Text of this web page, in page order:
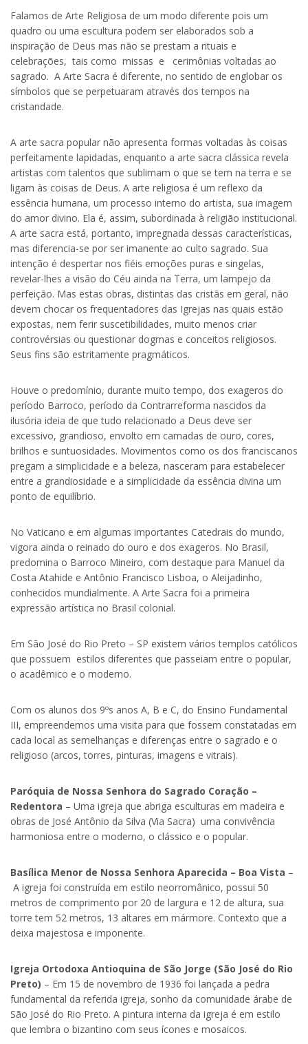
Falamos de Arte Religiosa de um modo diferente pois um
quadro ou uma escultura podem ser elaborados sob a
inspiração de Deus mas não se prestam a rituais e
celebrações, tais como missas e cerimônias voltadas ao
sagrado. A Arte Sacra é diferente, no sentido de englobar os
símbolos que se perpetuaram através dos tempos na
cristandade.
A arte sacra popular não apresenta formas voltadas às coisas
perfeitamente lapidadas, enquanto a arte sacra clássica revela
artistas com talentos que sublimam o que se tem na terra e se
ligam às coisas de Deus. A arte religiosa é um reflexo da
essência humana, um processo interno do artista, sua imagem
do amor divino. Ela é, assim, subordinada à religião institucional.
A arte sacra está, portanto, impregnada dessas características,
mas diferencia-se por ser imanente ao culto sagrado. Sua
intenção é despertar nos fiéis emoções puras e singelas,
revelar-lhes a visão do Céu ainda na Terra, um lampejo da
perfeição. Mas estas obras, distintas das cristãs em geral, não
devem chocar os frequentadores das Igrejas nas quais estão
expostas, nem ferir suscetibilidades, muito menos criar
controvérsias ou questionar dogmas e conceitos religiosos.
Seus fins são estritamente pragmáticos.
Houve o predomínio, durante muito tempo, dos exageros do
período Barroco, período da Contrarreforma nascidos da
ilusória ideia de que tudo relacionado a Deus deve ser
excessivo, grandioso, envolto em camadas de ouro, cores,
brilhos e suntuosidades. Movimentos como os dos franciscanos
pregam a simplicidade e a beleza, nasceram para estabelecer
entre a grandiosidade e a simplicidade da essência divina um
ponto de equilíbrio.
No Vaticano e em algumas importantes Catedrais do mundo,
vigora ainda o reinado do ouro e dos exageros. No Brasil,
predomina o Barroco Mineiro, com destaque para Manuel da
Costa Atahide e Antônio Francisco Lisboa, o Aleijadinho,
conhecidos mundialmente. A Arte Sacra foi a primeira
expressão artística no Brasil colonial.
Em São José do Rio Preto – SP existem vários templos católicos
que possuem estilos diferentes que passeiam entre o popular,
o acadêmico e o moderno.
Com os alunos dos 9ºs anos A, B e C, do Ensino Fundamental
III, empreendemos uma visita para que fossem constatadas em
cada local as semelhanças e diferenças entre o sagrado e o
religioso (arcos, torres, pinturas, imagens e vitrais).
Paróquia de Nossa Senhora do Sagrado Coração –
Redentora – Uma igreja que abriga esculturas em madeira e
obras de José Antônio da Silva (Via Sacra) uma convivência
harmoniosa entre o moderno, o clássico e o popular.
Basílica Menor de Nossa Senhora Aparecida – Boa Vista –
A igreja foi construída em estilo neorromânico, possui 50
metros de comprimento por 20 de largura e 12 de altura, sua
torre tem 52 metros, 13 altares em mármore. Contexto que a
deixa majestosa e imponente.
Igreja Ortodoxa Antioquina de São Jorge (São José do Rio
Preto) – Em 15 de novembro de 1936 foi lançada a pedra
fundamental da referida igreja, sonho da comunidade árabe de
São José do Rio Preto. A pintura interna da igreja é em estilo
que lembra o bizantino com seus ícones e mosaicos.